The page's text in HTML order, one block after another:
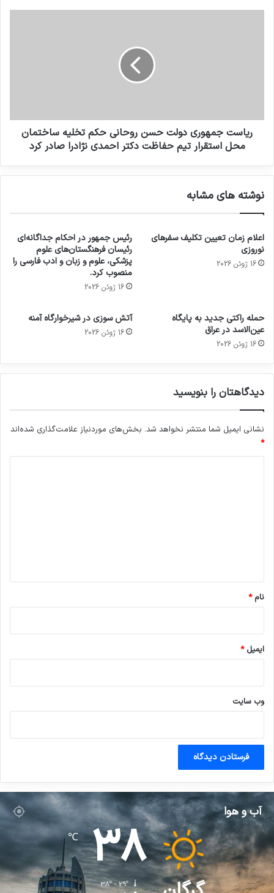
ریاست جمهوری دولت حسن روحانی حکم تخلیه ساختمان
محل استقرار تیم حفاظت دکتر احمدی نژادرا صادر کرد
نوشته های مشابه
اعلام زمان تعیین تکلیف سفرهای
نوروزی
16 ژوئن 2026
رئیس جمهور در احکام جداگانه‌ای
رئیسان فرهنگستان‌های علوم
پزشکی، علوم و زبان و ادب فارسی را
منصوب کرد.
16 ژوئن 2026
حمله راکتی جدید به پایگاه
عین‌الاسد در عراق
16 ژوئن 2026
آتش سوزی در شیرخوارگاه آمنه
16 ژوئن 2026
دیدگاهتان را بنویسید
نشانی ایمیل شما منتشر نخواهد شد. بخش‌های موردنیاز علامت‌گذاری شده‌اند
*
نام*
ایمیل*
وب‌ سایت
آب و هوا
38
℃
38º - 29º